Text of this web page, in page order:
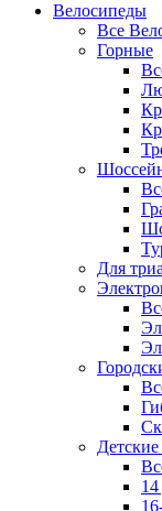
Велосипеды
Все
Горные
Для